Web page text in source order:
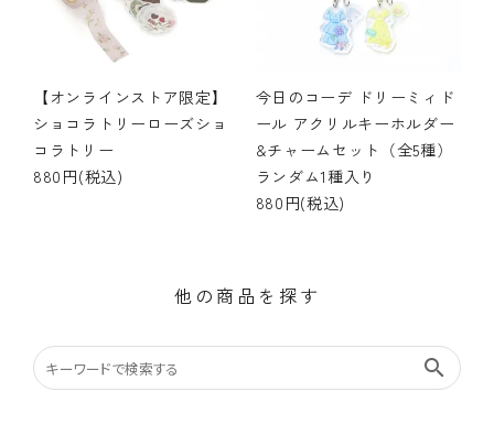
【オンラインストア限定】
ショコラトリーローズショ
コラトリー
880円(税込)
今日のコーデ ドリーミィド
ール アクリルキーホルダー
&チャームセット（全5種）
ランダム1種入り
880円(税込)
他の商品を探す
search